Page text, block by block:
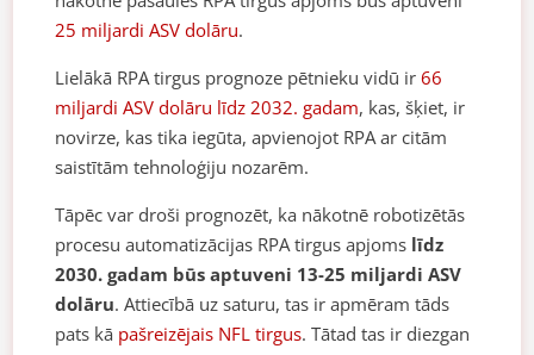
25 miljardi ASV dolāru.
Lielākā RPA tirgus prognoze pētnieku vidū ir66
miljardi ASV dolāru līdz 2032. gadam, kas, šķiet, ir
novirze, kas tika iegūta, apvienojot RPA ar citām
saistītām tehnoloģiju nozarēm.
Tāpēc var droši prognozēt, ka nākotnē robotizētās
procesu automatizācijas RPA tirgus apjoms līdz
2030. gadam būs aptuveni 13-25 miljardi ASV
dolāru. Attiecībā uz saturu, tas ir apmēram tāds
pats kā pašreizējais NFL tirgus. Tātad tas ir diezgan